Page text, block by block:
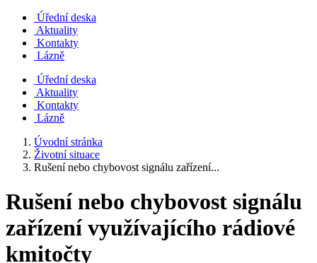
Úřední deska
Aktuality
Kontakty
Lázně
Úřední deska
Aktuality
Kontakty
Lázně
Úvodní stránka
Životní situace
Rušení nebo chybovost signálu zařízení...
Rušení nebo chybovost signálu
zařízení využívajícího rádiové
kmitočty